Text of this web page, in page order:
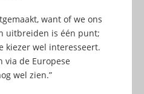
want of we ons
uitbreiden is één punt;
kiezer wel interesseert.
via de Europese
wel zien.”